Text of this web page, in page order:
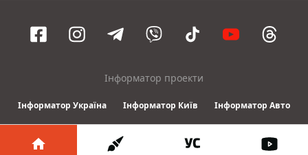
Інформатор проекти
Інформатор Україна Інформатор Київ Інформатор Авто
© 2016-2026 Informator